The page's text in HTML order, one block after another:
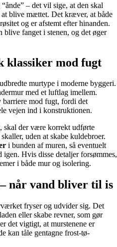
– det vil sige, at den skal
blive mættet. Det kræver, at både
og er afstemt efter hinanden.
fanget i stenen, og det øger
klassiker mod fugt
murtype i moderne byggeri.
med et luftlag imellem.
mod fugt, fordi det
vejen ind i konstruktionen.
skal der være korrekt udførte
uden at skabe kuldebroer.
i bunden af muren, så eventuelt
Hvis disse detaljer forsømmes,
i både mur og isolering.
når vand bliver til is
fryser og udvider sig. Det
eller skabe revner, som gør
det vigtigt, at murstenene er
kan tåle gentagne frost-tø-